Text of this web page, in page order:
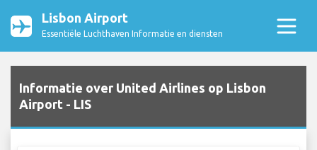
Lisbon Airport
Essentiële Luchthaven Informatie en diensten
Informatie over United Airlines op Lisbon
Airport - LIS